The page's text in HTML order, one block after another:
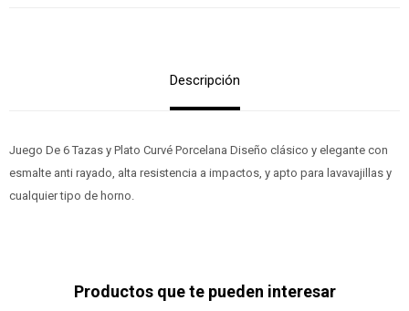
Descripción
Juego De 6 Tazas y Plato Curvé Porcelana Diseño clásico y elegante con
esmalte anti rayado, alta resistencia a impactos, y apto para lavavajillas y
cualquier tipo de horno.
Productos que te pueden interesar